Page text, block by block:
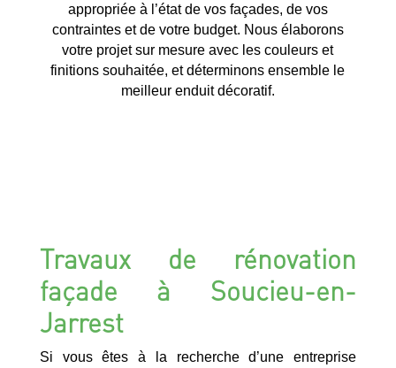
appropriée à l’état de vos façades, de vos
contraintes et de votre budget. Nous élaborons
votre projet sur mesure avec les couleurs et
finitions souhaitée, et déterminons ensemble le
meilleur enduit décoratif.
Travaux de rénovation
façade à Soucieu-en-
Jarrest
Si vous êtes à la recherche d’une entreprise